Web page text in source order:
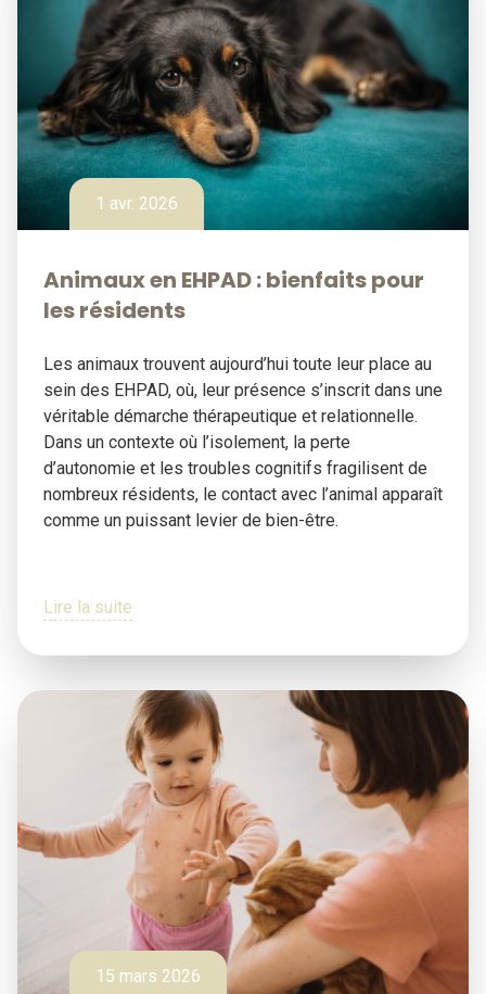
1 avr. 2026
Animaux en EHPAD : bienfaits pour
les résidents
Les animaux trouvent aujourd’hui toute leur place au
sein des EHPAD, où, leur présence s’inscrit dans une
véritable démarche thérapeutique et relationnelle.
Dans un contexte où l’isolement, la perte
d’autonomie et les troubles cognitifs fragilisent de
nombreux résidents, le contact avec l’animal apparaît
comme un puissant levier de bien-être.
Lire la suite
15 mars 2026